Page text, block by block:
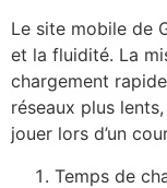
Le site mobile de
et la fluidité. La
chargement
réseaux plus
jouer lors d’un
Temps de